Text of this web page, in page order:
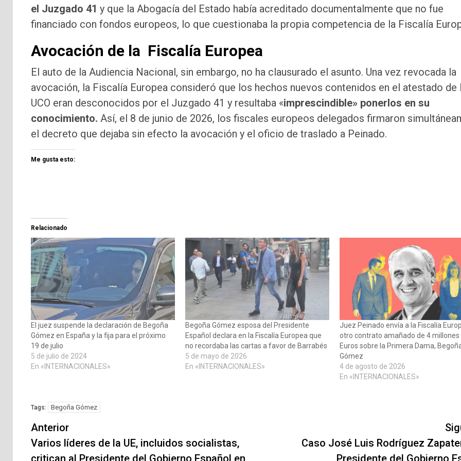
el Juzgado 41 y que la Abogacía del Estado había acreditado documentalmente que no fue
financiado con fondos europeos, lo que cuestionaba la propia competencia de la Fiscalía
Avocación de la Fiscalía Europea
El auto de la Audiencia Nacional, sin embargo, no ha clausurado el asunto. Una vez revocada la
avocación, la Fiscalía Europea consideró que los hechos nuevos contenidos en el atestado de
UCO eran desconocidos por el Juzgado 41 y resultaba «imprescindible» ponerlos en su
conocimiento. Así, el 8 de junio de 2026, los fiscales europeos delegados firmaron
el decreto que dejaba sin efecto la avocación y el oficio de traslado a Peinado.
Me gusta esto:
Relacionado
El juez suspende la declaración de Begoña
Gómez en España y la fija para el próximo
19 de julio
5 de julio de 2024
En «INTERNACIONALES»
Begoña Gómez esposa del Presidente
Español declara en la Fiscalía Europea que
no recordaba las cartas a favor de Barrabés
5 de mayo de 2026
En «INTERNACIONALES»
Juez Peinado envía a la Fiscalía
otro contrato amañado de 4 millones
Euros sobre la Primera Dama,
Gómez
4 de agosto de 2026
En «INTERNACIONALES»
Tags: Begoña Gómez
Navegación
de
Anterior
Varios líderes de la UE, incluidos socialistas,
critican al Presidente del Gobierno Español en
Caso José Luis Rodríguez
Presidente del Gobierno